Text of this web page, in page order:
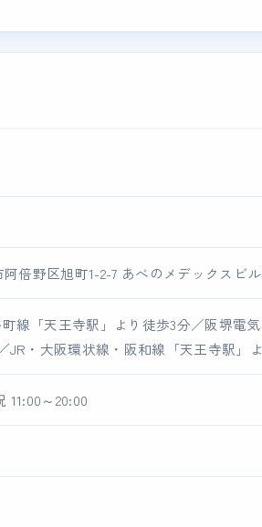
倍野区旭町1-2-7 あべのメデックスビル
線「天王寺駅」より徒歩3分／阪堺電
JR・大阪環状線・阪和線「天王寺駅」
11:00～20:00